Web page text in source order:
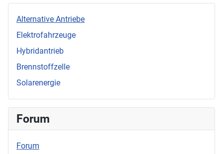
Alternative Antriebe
Elektrofahrzeuge
Hybridantrieb
Brennstoffzelle
Solarenergie
Forum
Forum